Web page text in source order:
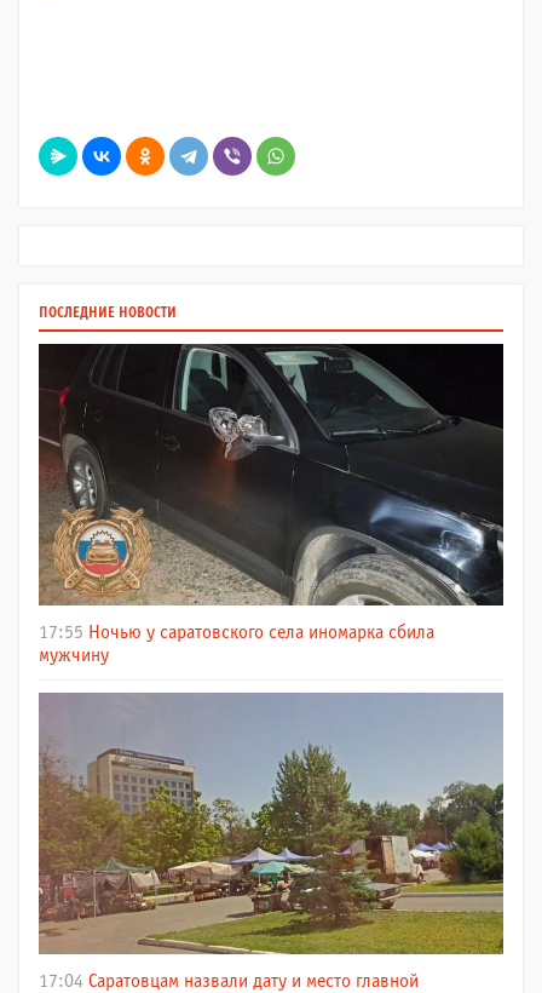
ПОСЛЕДНИЕ НОВОСТИ
17:55 Ночью у саратовского села иномарка сбила
мужчину
17:04 Саратовцам назвали дату и место главной